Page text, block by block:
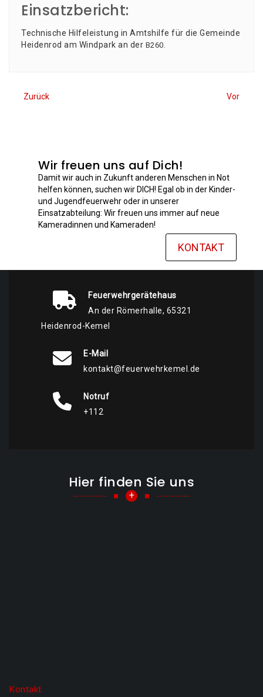
Einsatzbericht:
Tech­ni­sche Hil­fe­leis­tung in Amts­hil­fe für die Gemein­de
Hei­den­rod am Wind­park an der B260
Zurück Vor
Wir freuen uns auf Dich!
Damit wir auch in Zukunft anderen Menschen in Not
helfen können, suchen wir DICH! Egal ob in der Kinder-
und Jugendfeuerwehr oder in unserer
Einsatzabteilung: Wir freuen uns immer auf neue
Kameradinnen und Kameraden!
KONTAKT
Feuerwehrgerätehaus
An der Römerhalle, 65321
Heidenrod-Kemel
E-Mail
kontakt@feuerwehrkemel.de
Notruf
+112
Hier finden Sie uns
+
Kontakt